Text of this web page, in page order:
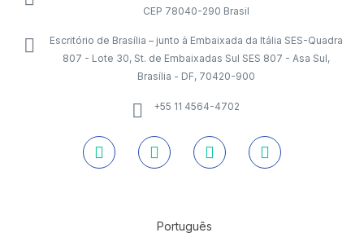
CEP 78040-290 Brasil
Escritório de Brasília – junto à Embaixada da Itália SES-Quadra
807 - Lote 30, St. de Embaixadas Sul SES 807 - Asa Sul,
Brasília - DF, 70420-900
+55 11 4564-4702
Português